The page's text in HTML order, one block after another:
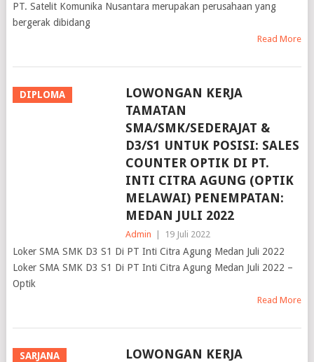
PT. Satelit Komunika Nusantara merupakan perusahaan yang
bergerak dibidang
Read More
DIPLOMA
LOWONGAN KERJA
TAMATAN
SMA/SMK/SEDERAJAT &
D3/S1 UNTUK POSISI: SALES
COUNTER OPTIK DI PT.
INTI CITRA AGUNG (OPTIK
MELAWAI) PENEMPATAN:
MEDAN JULI 2022
Admin 19 Juli 2022
Loker SMA SMK D3 S1 Di PT Inti Citra Agung Medan Juli 2022
Loker SMA SMK D3 S1 Di PT Inti Citra Agung Medan Juli 2022 –
Optik
Read More
SARJANA
LOWONGAN KERJA